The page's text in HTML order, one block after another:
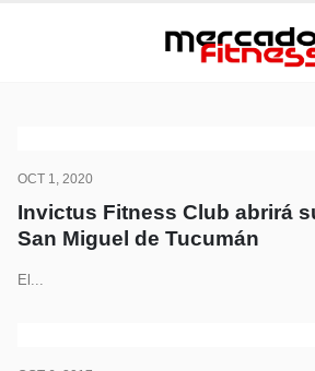
OCT 1, 2020
Invictus Fitness Club abrirá
San Miguel de Tucumán
El...